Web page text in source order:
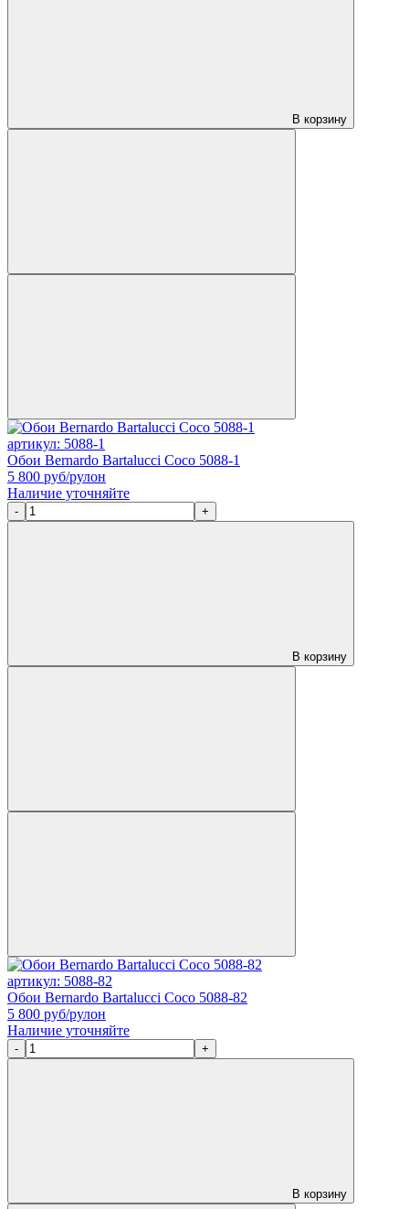
В корзину
артикул: 5088-1
Обои Bernardo Bartalucci Coco 5088-1
5 800 руб/рулон
Наличие уточняйте
- +
В корзину
артикул: 5088-82
Обои Bernardo Bartalucci Coco 5088-82
5 800 руб/рулон
Наличие уточняйте
- +
В корзину